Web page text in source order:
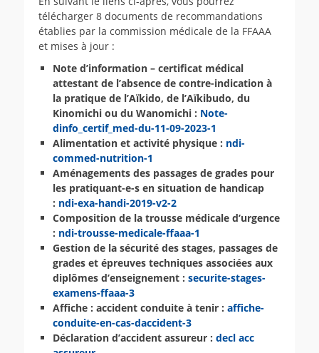
télécharger 8 documents de recommandations
établies par la commission médicale de la FFAAA
et mises à jour :
Note d’information – certificat médical
attestant de l’absence de contre-indication à
la pratique de l’Aïkido, de l’Aïkibudo, du
Kinomichi ou du Wanomichi : Note-
dinfo_certif_med-du-11-09-2023-1
Alimentation et activité physique : ndi-
commed-nutrition-1
Aménagements des passages de grades pour
les pratiquant-e-s en situation de handicap
: ndi-exa-handi-2019-v2-2
Composition de la trousse médicale d’urgence
: ndi-trousse-medicale-ffaaa-1
Gestion de la sécurité des stages, passages de
grades et épreuves techniques associées aux
diplômes d’enseignement : securite-stages-
examens-ffaaa-3
Affiche : accident conduite à tenir : affiche-
conduite-en-cas-daccident-3
Déclaration d’accident assureur : decl acc